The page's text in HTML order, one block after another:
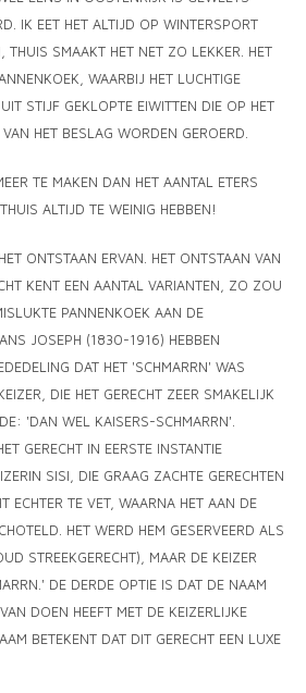
IK EET HET ALTIJD OP WINTERSPORT
THUIS SMAAKT HET NET ZO LEKKER. HET
WAARBIJ HET LUCHTIGE
STIJF GEKLOPTE EIWITTEN DIE OP HET
HET BESLAG WORDEN GEROERD.
TE MAKEN DAN HET AANTAL ETERS
ALTIJD TE WEINIG HEBBEN!
ONTSTAAN ERVAN. HET ONTSTAAN VAN
KENT EEN AANTAL VARIANTEN, ZO ZOU
PANNENKOEK AAN DE
JOSEPH (1830-1916) HEBBEN
DAT HET 'SCHMARRN' WAS
DIE HET GERECHT ZEER SMAKELIJK
'DAN WEL KAISERS-SCHMARRN'.
GERECHT IN EERSTE INSTANTIE
SISI, DIE GRAAG ZACHTE GERECHTEN
ECHTER TE VET, WAARNA HET AAN DE
HET WERD HEM GESERVEERD ALS
STREEKGERECHT), MAAR DE KEIZER
DE DERDE OPTIE IS DAT DE NAAM
DOEN HEEFT MET DE KEIZERLIJKE
BETEKENT DAT DIT GERECHT EEN LUXE